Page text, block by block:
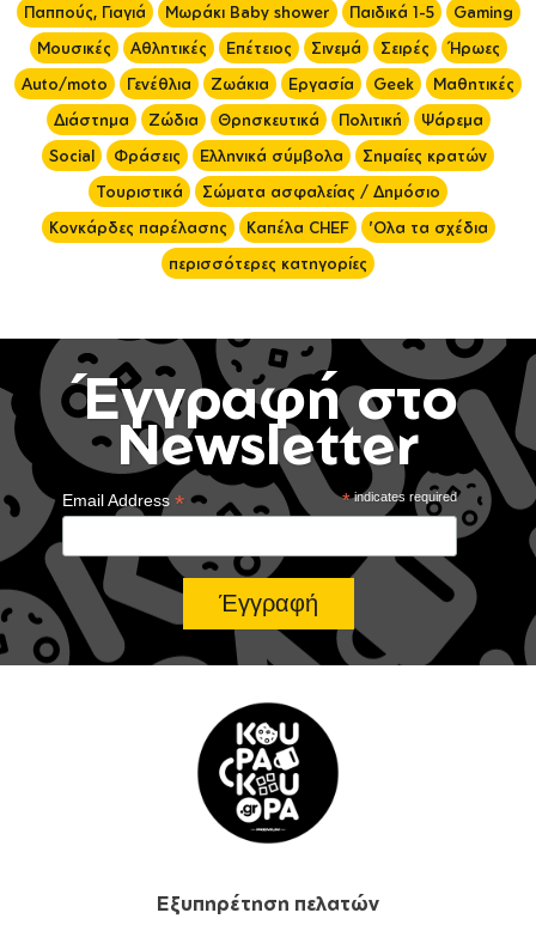
Παππούς, Γιαγιά
Μωράκι Baby shower Παιδικά 1-5
Gaming
Μουσικές
Αθλητικές Επέτειος Σινεμά Σειρές
Ήρωες
Auto/moto
Γενέθλια Ζωάκια Εργασία Geek
Μαθητικές
Διάστημα
Ζώδια Θρησκευτικά Πολιτική
Ψάρεμα
Social
Φράσεις Ελληνικά σύμβολα
Σημαίες κρατών
Τουριστικά
Σώματα ασφαλείας / Δημόσιο
Κονκάρδες παρέλασης
Καπέλα CHEF
'Ολα τα σχέδια
περισσότερες κατηγορίες
Έγγραφή στο
Newsletter
*indicates required
Email Address*
Εξυπηρέτηση πελατών